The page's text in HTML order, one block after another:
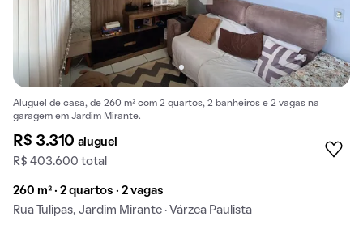
Aluguel de casa, de 260 m² com 2 quartos, 2 banheiros e 2 vagas na
garagem em Jardim Mirante.
R$ 3.310 aluguel
R$ 403.600 total
260 m² · 2 quartos · 2 vagas
Rua Tulipas, Jardim Mirante · Várzea Paulista